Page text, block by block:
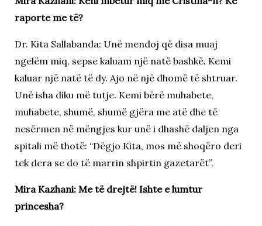
raporte me të?
Dr. Kita Sallabanda: Unë mendoj që disa muaj
ngelëm miq, sepse kaluam një natë bashkë. Kemi
kaluar një natë të dy. Ajo në një dhomë të shtruar.
Unë isha diku më tutje. Kemi bërë muhabete,
muhabete, shumë, shumë gjëra me atë dhe të
nesërmen në mëngjes kur unë i dhashë daljen nga
spitali më thotë: “Dëgjo Kita, mos më shoqëro deri
tek dera se do të marrin shpirtin gazetarët”.
Mira Kazhani: Me të drejtë! Ishte e lumtur
princesha?